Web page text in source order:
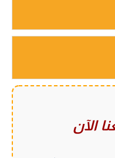
الآن